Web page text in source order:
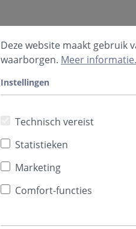
Deze website maakt gebruik
waarborgen. Meer
Instellingen
Technisch vereist
Statistieken
Marketing
Comfort-functies